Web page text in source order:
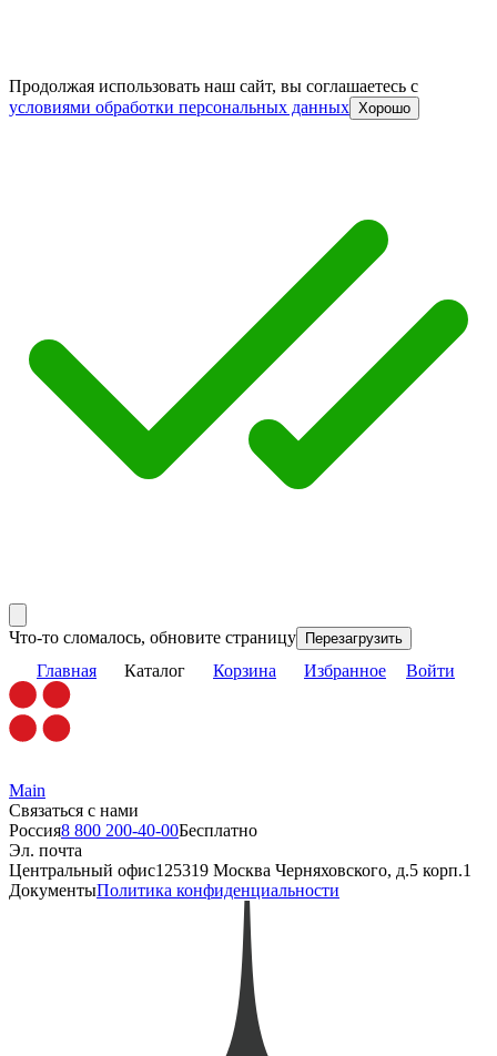
Продолжая использовать наш сайт, вы соглашаетесь c
условиями обработки персональных данных Хорошо
Что-то сломалось, обновите страницу Перезагрузить
Главная Каталог Корзина Избранное Войти
Main
Связаться с нами
Россия8 800 200-40-00Бесплатно
Эл. почта
Центральный офис125319 Москва Черняховского, д.5 корп.1
ДокументыПолитика конфиденциальности